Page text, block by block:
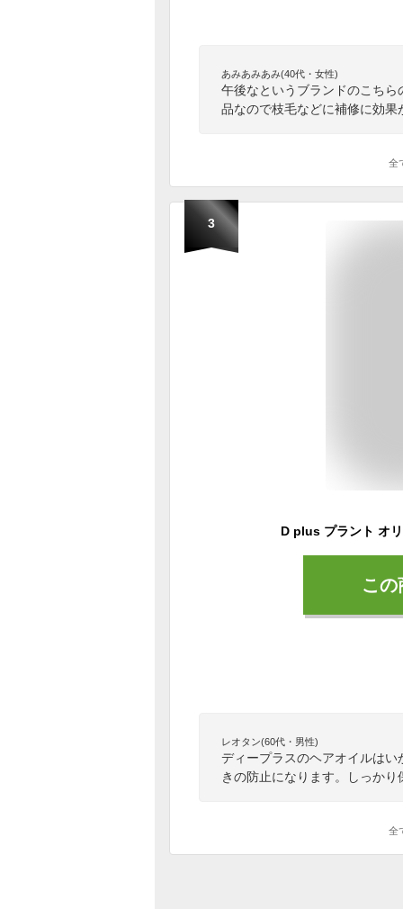
あみあみあみ(40代・女性)
午後なというブランドのこち
品なので枝毛などに補修に効果
全
3
こ
レオタン(60代・男性)
ディープラスのヘアオイルは
きの防止になります。しっか
全